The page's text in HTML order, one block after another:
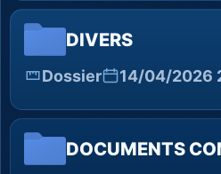
DIVERS
Dossier 14/04/2026
DOCUMENTS